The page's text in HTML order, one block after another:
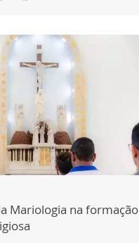
Mariologia na formação